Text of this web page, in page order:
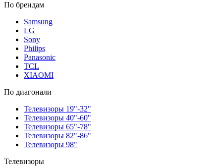
По брендам
Samsung
LG
Sony
Philips
Panasonic
TCL
XIAOMI
По диагонали
Телевизоры 19"-32"
Телевизоры 40"-60"
Телевизоры 65"-78"
Телевизоры 82"-86"
Телевизоры 98"
Телевизоры